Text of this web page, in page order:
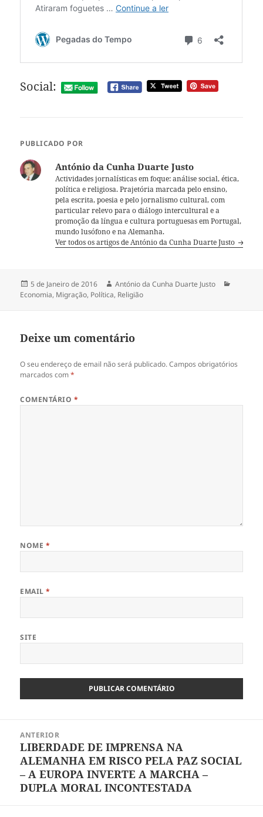
Social:
PUBLICADO POR
António da Cunha Duarte Justo
Actividades jornalísticas em foque: análise social, ética,
política e religiosa. Prajetória marcada pelo ensino,
pela escrita, poesia e pelo jornalismo cultural, com
particular relevo para o diálogo intercultural e a
promoção da língua e cultura portuguesas em Portugal,
mundo lusófono e na Alemanha.
Ver todos os artigos de António da Cunha Duarte Justo
Publicado
a
5 de Janeiro de 2016 Autor
António da Cunha Duarte Justo
Economia, Migração, Política, Religião
Deixe um comentário
O seu endereço de email não será publicado. Campos obrigatórios
marcados com*
COMENTÁRIO *
NOME *
EMAIL*
SITE
artigos
ANTERIOR
Artigo
anterior:
LIBERDADE DE IMPRENSA NA
ALEMANHA EM RISCO PELA PAZ SOCIAL
– A EUROPA INVERTE A MARCHA –
DUPLA MORAL INCONTESTADA